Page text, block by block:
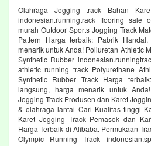
Olahraga Jogging track Bahan
indonesian.runningtrack flooring sale
murah Outdoor Sports Jogging Track
Pattern Harga terbaik: Pabrik
menarik untuk Anda! Poliuretan Athletic
Synthetic Rubber
athletic running track Polyurethane
Synthetic Rubber Track Harga
langsung, harga menarik untuk
Jogging Track Produsen dan Karet
& olahraga lantai Cari Kualitas tinggi
Karet Jogging Track Pemasok dan
Harga Terbaik di Alibaba. Permukaan
Olympic Running Track